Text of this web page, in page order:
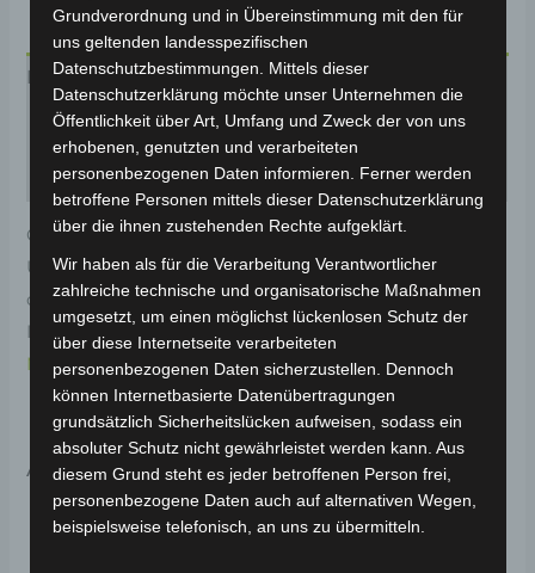
Beschreibung
Produktsicherheit
Rezensionen (0)
Original-Ersatzteil für den Elektro-Scooter VSX.
Untere kotflügelabdeckung links-silber (grau) für
optimale Funktionalität und Haltbarkeit. Weitere
Informationen zum Fahrzeug findest du hier:
Motor Elektro-Scooter VSX .
Ähnliche Produkte
Grundverordnung und in Übereinstimmung mit den für
uns geltenden landesspezifischen
Datenschutzbestimmungen. Mittels dieser
Datenschutzerklärung möchte unser Unternehmen die
Öffentlichkeit über Art, Umfang und Zweck der von uns
erhobenen, genutzten und verarbeiteten
personenbezogenen Daten informieren. Ferner werden
betroffene Personen mittels dieser Datenschutzerklärung
über die ihnen zustehenden Rechte aufgeklärt.
Wir haben als für die Verarbeitung Verantwortlicher
zahlreiche technische und organisatorische Maßnahmen
umgesetzt, um einen möglichst lückenlosen Schutz der
über diese Internetseite verarbeiteten
personenbezogenen Daten sicherzustellen. Dennoch
können Internetbasierte Datenübertragungen
grundsätzlich Sicherheitslücken aufweisen, sodass ein
absoluter Schutz nicht gewährleistet werden kann. Aus
diesem Grund steht es jeder betroffenen Person frei,
personenbezogene Daten auch auf alternativen Wegen,
beispielsweise telefonisch, an uns zu übermitteln.